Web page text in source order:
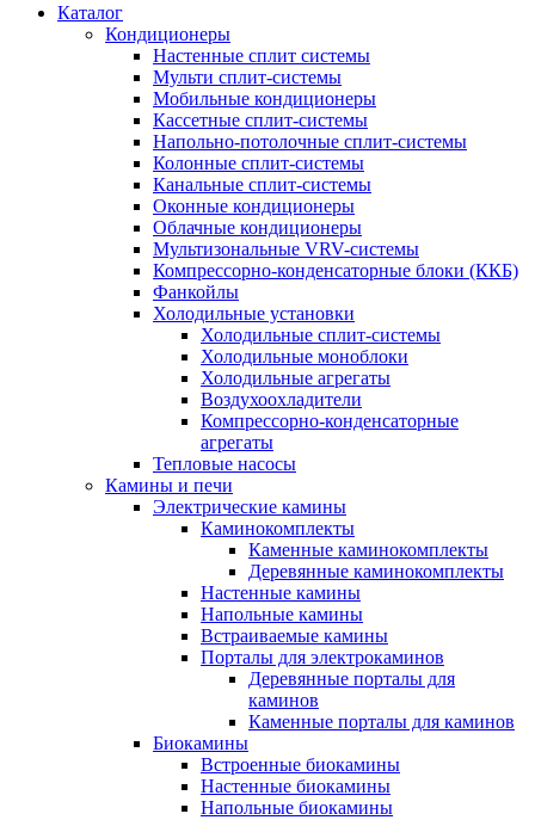
Каталог
Кондиционеры
Настенные сплит системы
Мульти сплит-системы
Мобильные кондиционеры
Кассетные сплит-системы
Напольно-потолочные сплит-системы
Колонные сплит-системы
Канальные сплит-системы
Оконные кондиционеры
Облачные кондиционеры
Мультизональные VRV-системы
Компрессорно-конденсаторные блоки (ККБ)
Фанкойлы
Холодильные установки
Холодильные сплит-системы
Холодильные моноблоки
Холодильные агрегаты
Воздухоохладители
Компрессорно-конденсаторные
агрегаты
Тепловые насосы
Камины и печи
Электрические камины
Каминокомплекты
Каменные каминокомплекты
Деревянные каминокомплекты
Настенные камины
Напольные камины
Встраиваемые камины
Порталы для электрокаминов
Деревянные порталы для
каминов
Каменные порталы для каминов
Биокамины
Встроенные биокамины
Настенные биокамины
Напольные биокамины